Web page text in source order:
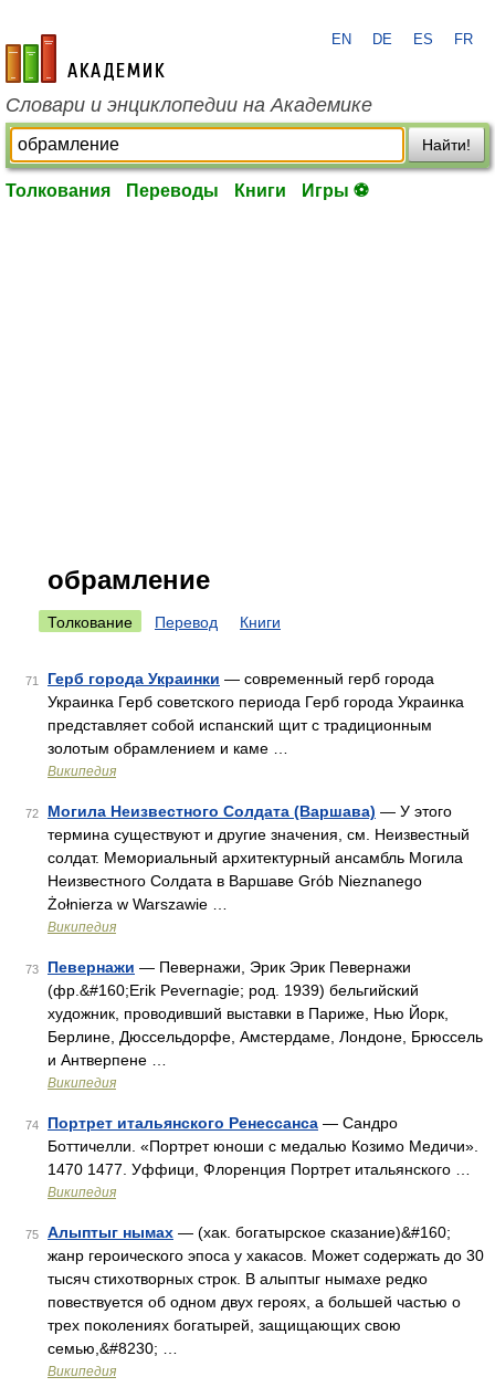
academic.ru
EN DE ES FR
Словари и энциклопедии на Академике
Найти!
Толкования Переводы Книги Игры ⚽
обрамление
Толкование Перевод Книги
71 Герб города Украинки — современный герб города
Украинка Герб советского периода Герб города Украинка
представляет собой испанский щит с традиционным
золотым обрамлением и каме …
Википедия
72 Могила Неизвестного Солдата (Варшава) — У этого
термина существуют и другие значения, см. Неизвестный
солдат. Мемориальный архитектурный ансамбль Могила
Неизвестного Солдата в Варшаве Grób Nieznanego
Żołnierza w Warszawie …
Википедия
73 Певернажи — Певернажи, Эрик Эрик Певернажи
(фр.&#160;Erik Pevernagie; род. 1939) бельгийский
художник, проводивший выставки в Париже, Нью Йорк,
Берлине, Дюссельдорфе, Амстердаме, Лондоне, Брюссель
и Антверпене …
Википедия
74 Портрет итальянского Ренессанса — Сандро
Боттичелли. «Портрет юноши с медалью Козимо Медичи».
1470 1477. Уффици, Флоренция Портрет итальянского …
Википедия
75 Алыптыг нымах — (хак. богатырское сказание)&#160;
жанр героического эпоса у хакасов. Может содержать до 30
тысяч стихотворных строк. В алыптыг нымахе редко
повествуется об одном двух героях, а большей частью о
трех поколениях богатырей, защищающих свою
семью,&#8230; …
Википедия